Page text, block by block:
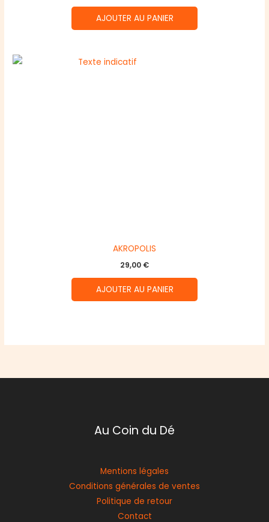
AJOUTER AU PANIER
AKROPOLIS
29,00 €
AJOUTER AU PANIER
Au Coin du Dé
Mentions légales
Conditions générales de ventes
Politique de retour
Contact